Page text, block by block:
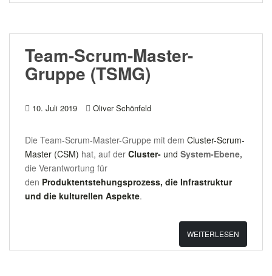
Team-Scrum-Master-
Gruppe (TSMG)
10. Juli 2019 Oliver Schönfeld
Die Team-Scrum-Master-Gruppe mit dem Cluster-Scrum-
Master (CSM) hat, auf der Cluster- und System-Ebene,
die Verantwortung für
den Produktentstehungsprozess, die Infrastruktur
und die kulturellen Aspekte.
WEITERLESEN